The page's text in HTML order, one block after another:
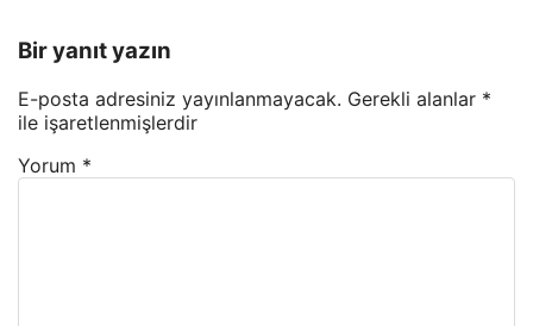
Bir yanıt yazın
E-posta adresiniz yayınlanmayacak. Gerekli alanlar *
ile işaretlenmişlerdir
Yorum *